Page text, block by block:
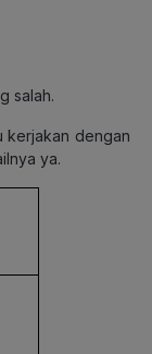
salah.
kerjakan dengan
ya.